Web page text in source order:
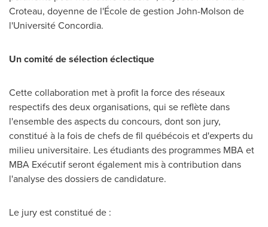
Croteau, doyenne de l'École de gestion John-Molson de
l'Université Concordia.
Un comité de sélection éclectique
Cette collaboration met à profit la force des réseaux
respectifs des deux organisations, qui se reflète dans
l'ensemble des aspects du concours, dont son jury,
constitué à la fois de chefs de fil québécois et d'experts du
milieu universitaire. Les étudiants des programmes MBA et
MBA Exécutif seront également mis à contribution dans
l'analyse des dossiers de candidature.
Le jury est constitué de :